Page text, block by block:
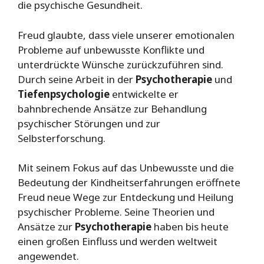
die psychische Gesundheit.
Freud glaubte, dass viele unserer emotionalen
Probleme auf unbewusste Konflikte und
unterdrückte Wünsche zurückzuführen sind.
Durch seine Arbeit in der Psychotherapie und
Tiefenpsychologie entwickelte er
bahnbrechende Ansätze zur Behandlung
psychischer Störungen und zur
Selbsterforschung.
Mit seinem Fokus auf das Unbewusste und die
Bedeutung der Kindheitserfahrungen eröffnete
Freud neue Wege zur Entdeckung und Heilung
psychischer Probleme. Seine Theorien und
Ansätze zur Psychotherapie haben bis heute
einen großen Einfluss und werden weltweit
angewendet.